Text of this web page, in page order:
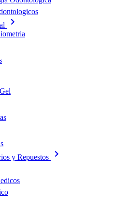
y Repuestos